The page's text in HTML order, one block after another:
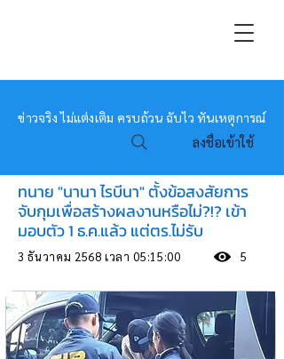
หมอข่าว
ข่าวจริง ไม่แต่งเติม ครบถ้วน ฉับไว ทันเหตุการณ์
ลงชื่อเข้าใช้
ทนาย "นานา ไรบีนา" ตั้งข้อสงสัยการ
จับกุมเพื่อสร้างผลงานหรือไม่?!? เข้า
มอบตัว 1 ธ.ค.แล้ว แต่ตร.ไม่รับ
3 ธันวาคม 2568 เวลา 05:15:00 5